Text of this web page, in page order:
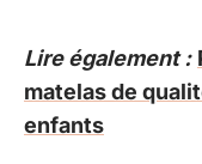
Lire également :
matelas de
enfants